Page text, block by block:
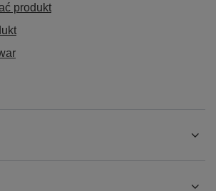
produkt